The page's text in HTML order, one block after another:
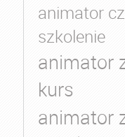
animator
szkolenie
animator
kurs
animator